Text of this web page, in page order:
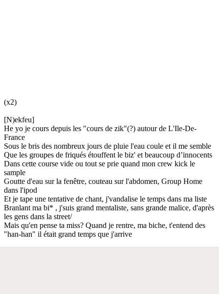
(x2)
[N)ekfeu]
He yo je cours depuis les "cours de zik"(?) autour de L'Ile-De-
France
Sous le bris des nombreux jours de pluie l'eau coule et il me semble
Que les groupes de friqués étouffent le biz' et beaucoup d’innocents
Dans cette course vide ou tout se prie quand mon crew kick le
sample
Goutte d'eau sur la fenêtre, couteau sur l'abdomen, Group Home
dans l'ipod
Et je tape une tentative de chant, j'vandalise le temps dans ma liste
Branlant ma bi* , j'suis grand mentaliste, sans grande malice, d'après
les gens dans la street/
Mais qu'en pense ta miss? Quand je rentre, ma biche, t'entend des
"han-han" il était grand temps que j'arrive